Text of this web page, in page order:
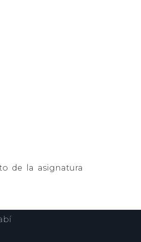
de la asignatura